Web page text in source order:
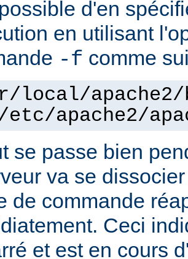
d'en
en utilisant
-f comme
local/
apache2/
se passe bien
va se
de commande
Ceci
et est en cours